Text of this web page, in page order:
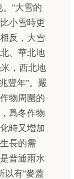
”大雪的
小雪時更
反，大雪
、華北地
，西北地
豐年”。嚴
物周圍的
爲冬作物
時又增加
長的需
普通雨水
以有“麥蓋